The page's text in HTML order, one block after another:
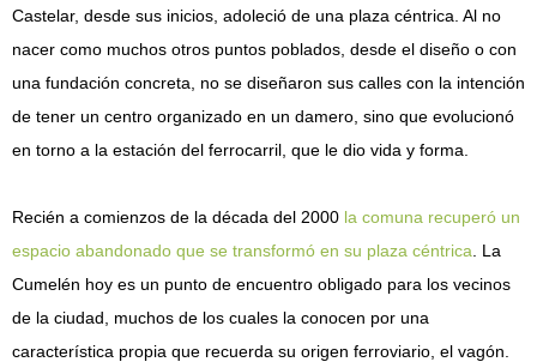
Castelar, desde sus inicios, adoleció de una plaza céntrica. Al no
nacer como muchos otros puntos poblados, desde el diseño o con
una fundación concreta, no se diseñaron sus calles con la intención
de tener un centro organizado en un damero, sino que evolucionó
en torno a la estación del ferrocarril, que le dio vida y forma.
Recién a comienzos de la década del 2000 la comuna recuperó un
espacio abandonado que se transformó en su plaza céntrica . La
Cumelén hoy es un punto de encuentro obligado para los vecinos
de la ciudad, muchos de los cuales la conocen por una
característica propia que recuerda su origen ferroviario, el vagón.